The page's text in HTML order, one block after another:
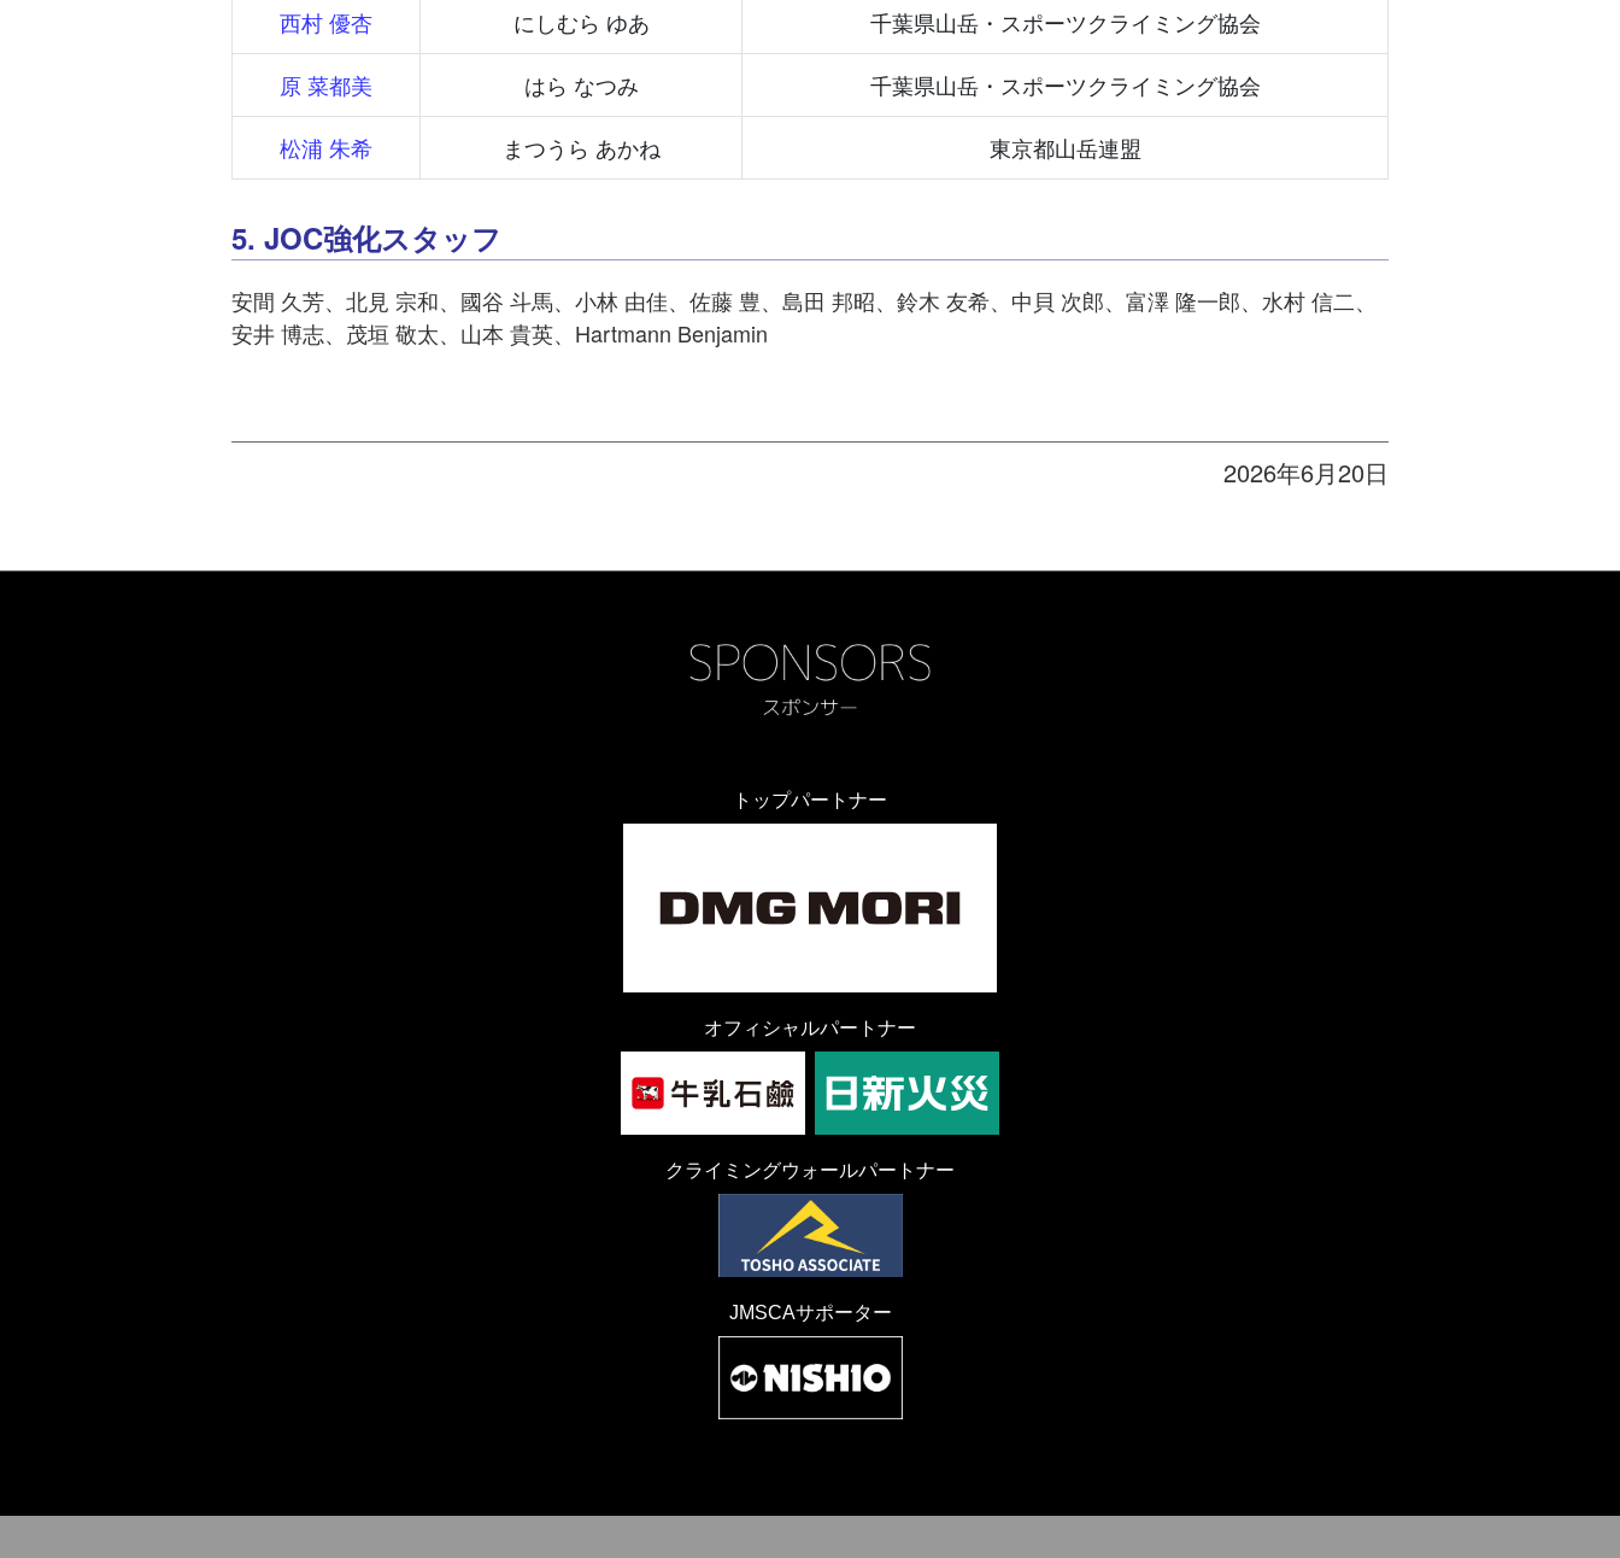
西村 優杏
にしむら ゆあ
千葉県山岳・スポーツクライミング協会
原 菜都美
はら なつみ
千葉県山岳・スポーツクライミング協会
松浦 朱希
まつうら あかね 東京都山岳連盟
5. JOC強化スタッフ
安間 久芳、北見 宗和、國谷 斗馬、小林 由佳、佐藤 豊、島田 邦昭、鈴木 友希、中貝 次郎、富澤 隆一郎、水村 信二、
安井 博志、茂垣 敬太、山本 貴英、Hartmann Benjamin
2026年6月20日
トップパートナー
オフィシャルパートナー
クライミングウォールパートナー
JMSCAサポーター